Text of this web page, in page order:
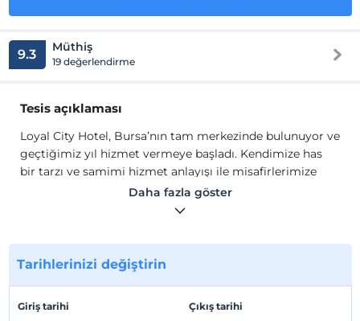
9.3 Müthiş
19 değerlendirme
Tesis açıklaması
Loyal City Hotel, Bursa’nın tam merkezinde bulunuyor ve
geçtiğimiz yıl hizmet vermeye başladı. Kendimize has
bir tarzı ve samimi hizmet anlayışı ile misafirlerimize
unutulmaz bir konaklama deneyimi yaşatmak için
konuklarımızın rahat etmesini sağlıyor.
Budget odalarımız ise, şık ve kullanışlı tasarımları ile
Daha fazla göster
Tarihlerinizi değiştirin
Giriş tarihi Çıkış tarihi